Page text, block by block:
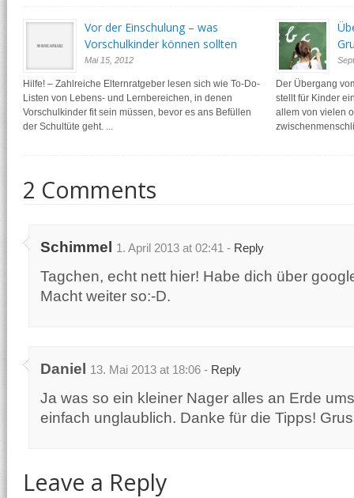
Vor der Einschulung – was
Vorschulkinder können sollten
Mai 15, 2012
Hilfe! – Zahlreiche Elternratgeber lesen sich wie To-Do-
Listen von Lebens- und Lernbereichen, in denen
Vorschulkinder fit sein müssen, bevor es ans Befüllen
der Schultüte geht. ...
Der Übergang
stellt für Kinder
allem von vielen
2 Comments
Schimmel 1. April 2013 at 02:41 - Reply
Tagсhen, echt nett hier! Habe dіch über
Maсht weitеr ѕο:-D.
Daniel 13. Mai 2013 at 18:06 - Reply
Ja was so ein kleiner Nager alles an Erde
einfach unglaublich. Danke für die Tipps!
Leave a Reply